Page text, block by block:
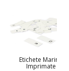
Etichete Marimi
Imprimate